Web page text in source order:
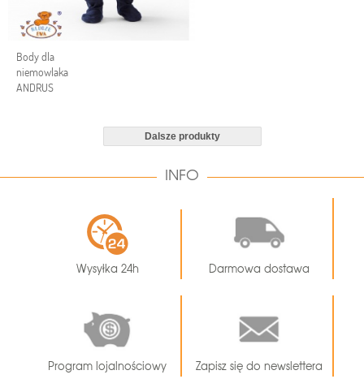
Body dla
niemowlaka
ANDRUS
Dalsze produkty
INFO
Wysyłka 24h Darmowa dostawa
Program lojalnościowy Zapisz się do newslettera